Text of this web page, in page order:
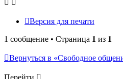
Версия для печати
1 сообщение • Страница 1 из 1
Вернуться в «Свободное